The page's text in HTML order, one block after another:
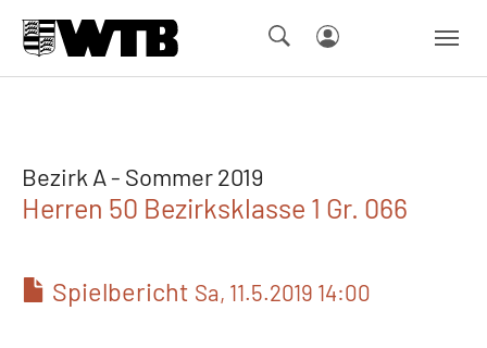
Bezirk A - Sommer 2019
Herren 50 Bezirksklasse 1 Gr. 066
Spielbericht Sa, 11.5.2019 14:00